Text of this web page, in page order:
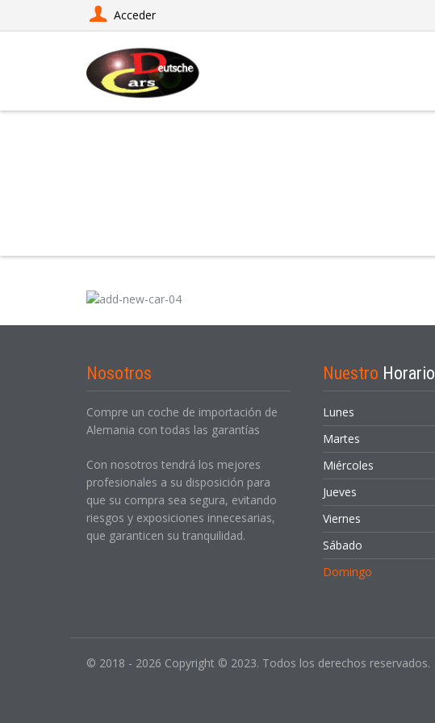
Acceder
Nosotros
Compre un coche de importación de
Alemania con todas las garantías
Con nosotros tendrá los mejores
profesionales a su disposición para
que su compra sea segura, evitando
riesgos y exposiciones innecesarias,
que garanticen su tranquilidad.
Nuestro Horario
Lunes
Martes
Miércoles
Jueves
Viernes
Sábado
Domingo
© 2018 - 2026 Copyright © 2023. Todos los derechos reservados.